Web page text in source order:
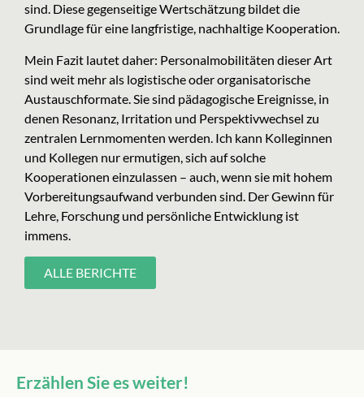
sind. Diese gegenseitige Wertschätzung bildet die
Grundlage für eine langfristige, nachhaltige Kooperation.
Mein Fazit lautet daher: Personalmobilitäten dieser Art
sind weit mehr als logistische oder organisatorische
Austauschformate. Sie sind pädagogische Ereignisse, in
denen Resonanz, Irritation und Perspektivwechsel zu
zentralen Lernmomenten werden. Ich kann Kolleginnen
und Kollegen nur ermutigen, sich auf solche
Kooperationen einzulassen – auch, wenn sie mit hohem
Vorbereitungsaufwand verbunden sind. Der Gewinn für
Lehre, Forschung und persönliche Entwicklung ist
immens.
ALLE BERICHTE
Erzählen Sie es weiter!